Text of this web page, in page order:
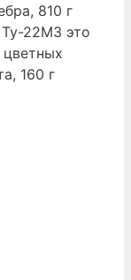
810 г
22М3 это
160 г